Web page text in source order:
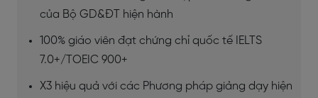
của Bộ GD&ĐT hiện hành
100% giáo viên đạt chứng chỉ quốc tế IELTS
7.0+/TOEIC 900+
X3 hiệu quả với các Phương pháp giảng dạy hiện